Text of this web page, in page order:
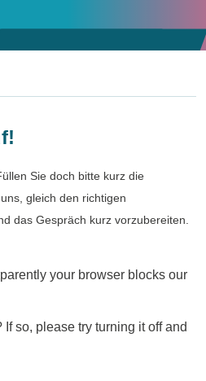
auf Sie!
Sie doch bitte kurz die
gleich den richtigen
das Gespräch kurz vorzubereiten.
your browser blocks our
so, please try turning it off and